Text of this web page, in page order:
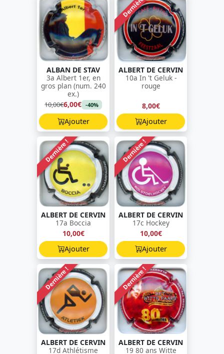
ALBAN DE STAV
3a Albert 1er, en
gros plan (num. 240
ex.)
10,00€6,00€ -40%
Ajouter
Dernière !
ALBERT DE CERVIN
10a In 't Geluk -
rouge
8,00€
Ajouter
Dernière !
ALBERT DE CERVIN
17a Boccia
10,00€
Ajouter
Dernière !
ALBERT DE CERVIN
17c Hockey
10,00€
Ajouter
Dernière !
ALBERT DE CERVIN
17d Athlétisme
Dernière !
ALBERT DE CERVIN
19 80 ans Witte